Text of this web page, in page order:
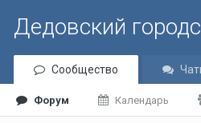
Дедовский
Сообщество
Форум Календарь